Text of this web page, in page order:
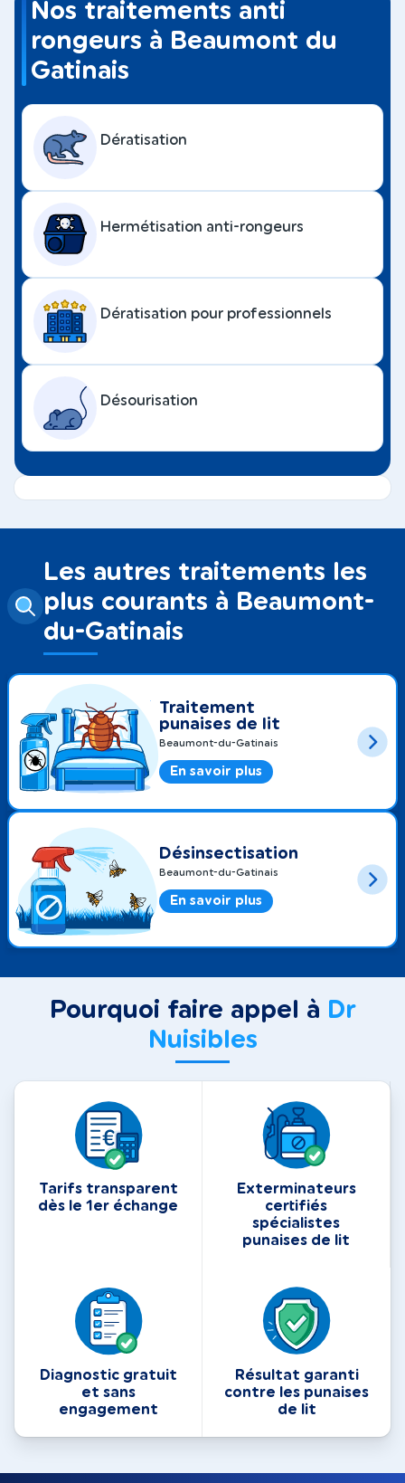
Nos traitements anti
rongeurs à Beaumont du
Gatinais
Dératisation
Hermétisation anti-rongeurs
Dératisation pour professionnels
Désourisation
Les autres traitements les
plus courants à Beaumont-
du-Gatinais
Traitement
punaises de lit
Beaumont-du-Gatinais
En savoir plus
Désinsectisation
Beaumont-du-Gatinais
En savoir plus
Pourquoi faire appel à Dr
Nuisibles
Tarifs transparent
dès le 1er échange
Exterminateurs
certifiés
spécialistes
punaises de lit
Diagnostic gratuit
et sans
engagement
Résultat garanti
contre les punaises
de lit